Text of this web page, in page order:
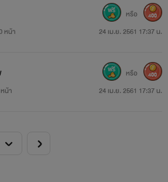
หน้า 24 เม.ย. 2561 17:37 น.
หรือ 400
น้า 24 เม.ย. 2561 17:37 น.
หรือ 400